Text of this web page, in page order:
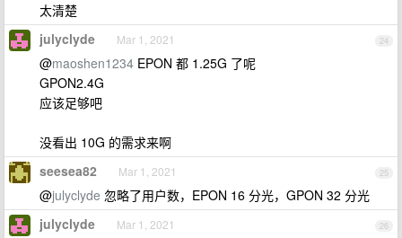
太清楚
24
julyclyde Mar 1, 2021
@maoshen1234 EPON 都 1.25G 了呢
GPON2.4G
应该足够吧
没看出 10G 的需求来啊
25
seesea82 Mar 1, 2021
@julyclyde 忽略了用户数，EPON 16 分光，GPON 32 分光
26
julyclyde Mar 1, 2021